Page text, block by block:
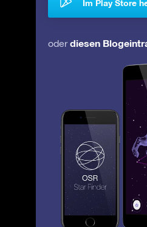
Im Play Store
oderdiesen